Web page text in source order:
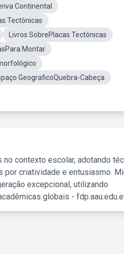
Continental
Tectônicas
Livros SobrePlacas Tectônicas
Montar
GeograficoQuebra-Cabeça
contexto escolar, adotando
criatividade e entusiasmo.
excepcional, utilizando
globais -